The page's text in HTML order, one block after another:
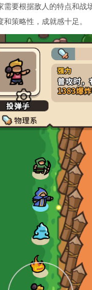
要根据敌人的特点和
策略性，成就感十足。